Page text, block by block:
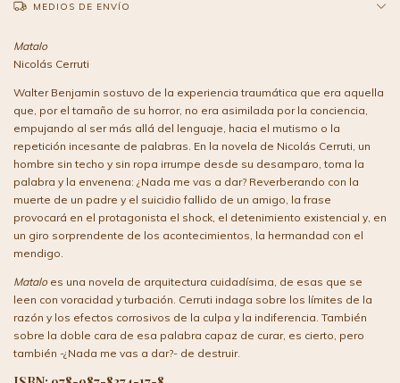
MEDIOS DE ENVÍO
Matalo
Nicolás Cerruti
Walter Benjamin sostuvo de la experiencia traumática que era aquella
que, por el tamaño de su horror, no era asimilada por la conciencia,
empujando al ser más allá del lenguaje, hacia el mutismo o la
repetición incesante de palabras. En la novela de Nicolás Cerruti, un
hombre sin techo y sin ropa irrumpe desde su desamparo, toma la
palabra y la envenena: ¿Nada me vas a dar? Reverberando con la
muerte de un padre y el suicidio fallido de un amigo, la frase
provocará en el protagonista el shock, el detenimiento existencial y, en
un giro sorprendente de los acontecimientos, la hermandad con el
mendigo.
Mataloes una novela de arquitectura cuidadísima, de esas que se
leen con voracidad y turbación. Cerruti indaga sobre los límites de la
razón y los efectos corrosivos de la culpa y la indiferencia. También
sobre la doble cara de esa palabra capaz de curar, es cierto, pero
también -¿Nada me vas a dar?- de destruir.